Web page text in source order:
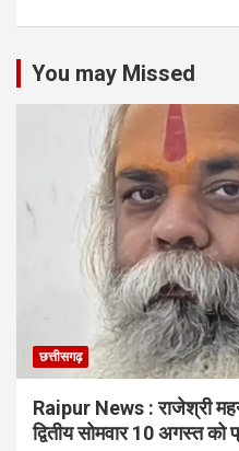
You may Missed
छत्तीसगढ़
Raipur News : राजेश्री
द्वितीय सोमवार 10 अगस्त को